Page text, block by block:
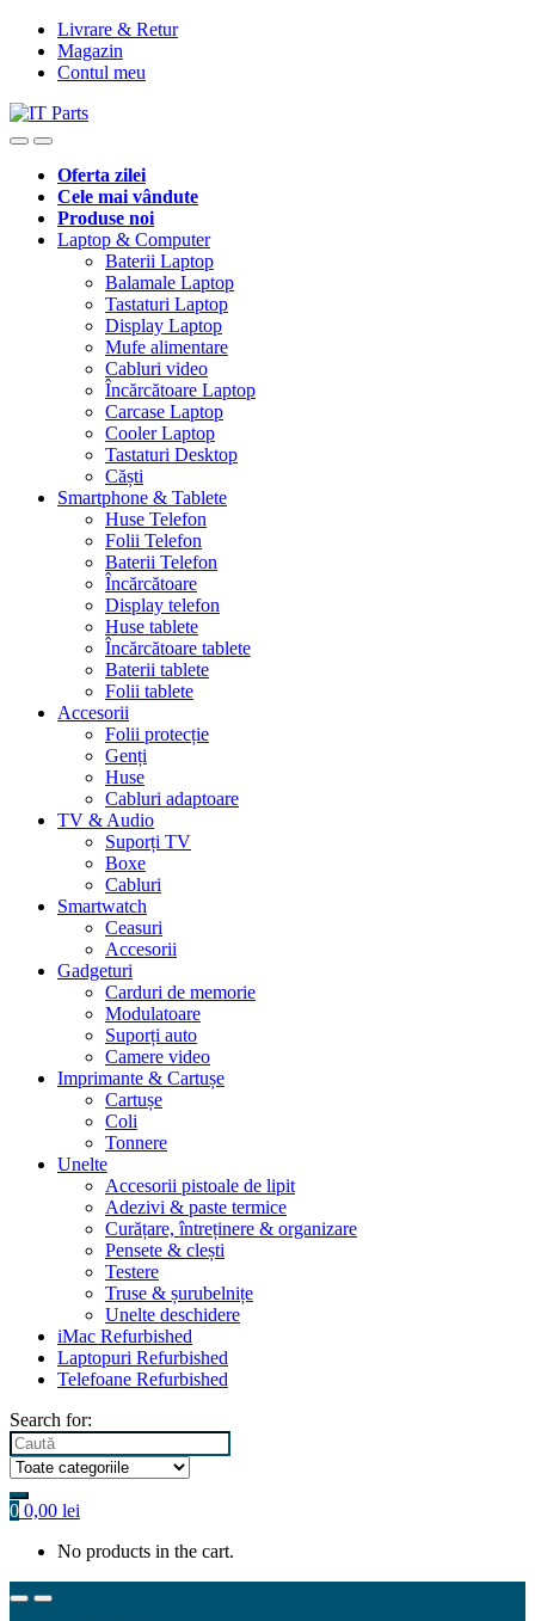
Livrare & Retur
Magazin
Contul meu
Oferta zilei
Cele mai vândute
Produse noi
Laptop & Computer
Baterii Laptop
Balamale Laptop
Tastaturi Laptop
Display Laptop
Mufe alimentare
Cabluri video
Încărcătoare Laptop
Carcase Laptop
Cooler Laptop
Tastaturi Desktop
Căști
Smartphone & Tablete
Huse Telefon
Folii Telefon
Baterii Telefon
Încărcătoare
Display telefon
Huse tablete
Încărcătoare tablete
Baterii tablete
Folii tablete
Accesorii
Folii protecție
Genți
Huse
Cabluri adaptoare
TV & Audio
Suporți TV
Boxe
Cabluri
Smartwatch
Ceasuri
Accesorii
Gadgeturi
Carduri de memorie
Modulatoare
Suporți auto
Camere video
Imprimante & Cartușe
Cartușe
Coli
Tonnere
Unelte
Accesorii pistoale de lipit
Adezivi & paste termice
Curățare, întreținere & organizare
Pensete & clești
Testere
Truse & șurubelnițe
Unelte deschidere
iMac Refurbished
Laptopuri Refurbished
Telefoane Refurbished
Search for:
0 0,00 lei
No products in the cart.